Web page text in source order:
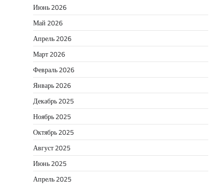
Июнь 2026
Май 2026
Апрель 2026
Март 2026
Февраль 2026
Январь 2026
Декабрь 2025
Ноябрь 2025
Октябрь 2025
Август 2025
Июнь 2025
Апрель 2025